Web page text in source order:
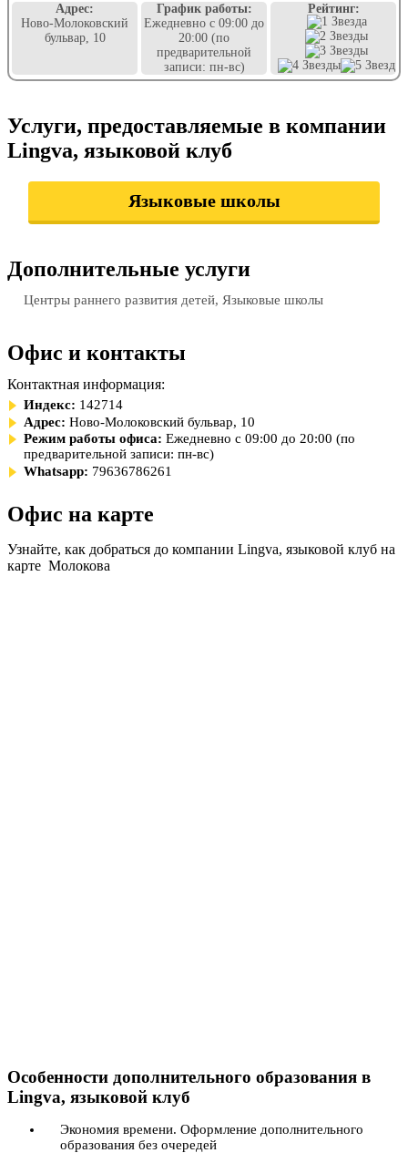
Адрес:
Ново-Молоковский
бульвар, 10
График работы:
Ежедневно с 09:00 до
20:00 (по
предварительной
записи: пн-вс)
Рейтинг:
Услуги, предоставляемые в компании
Lingva, языковой клуб
Языковые школы
Дополнительные услуги
Центры раннего развития детей, Языковые школы
Офис и контакты
Контактная информация:
Индекс: 142714
Адрес: Ново-Молоковский бульвар, 10
Режим работы офиса: Ежедневно с 09:00 до 20:00 (по
предварительной записи: пн-вс)
Whatsapp: 79636786261
Офис на карте
Узнайте, как добраться до компании Lingva, языковой клуб на
карте Молокова
Особенности дополнительного образования в
Lingva, языковой клуб
Экономия времени. Оформление дополнительного
образования без очередей